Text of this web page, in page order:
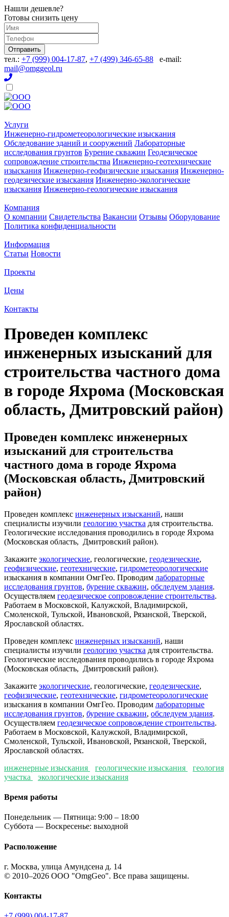
Нашли дешевле?
Готовы снизить цену
Отправить
тел.: +7 (999) 004-17-87, +7 (499) 346-65-88 e-mail:
mail@omggeol.ru
Услуги
Инженерно-гидрометеорологические изыскания
Обследование зданий и сооружений Лабораторные
исследования грунтов Бурение скважин Геодезическое
сопровождение строительства Инженерно-геотехнические
изыскания Инженерно-геофизические изыскания Инженерно-
геодезические изыскания Инженерно-экологические
изыскания Инженерно-геологические изыскания
Компания
О компании Свидетельства Вакансии Отзывы Оборудование
Политика конфиденциальности
Информация
Статьи Новости
Проекты
Цены
Контакты
Проведен комплекс
инженерных изысканий для
строительства частного дома
в городе Яхрома (Московская
область, Дмитровский район)
Проведен комплекс инженерных
изысканий для строительства
частного дома в городе Яхрома
(Московская область, Дмитровский
район)
Проведен комплекс инженерных изысканий, наши
специалисты изучили геологию участка для строительства.
Геологические исследования проводились в городе Яхрома
(Московская область, Дмитровский район).
Закажите экологические, геологические, геодезические,
геофизические, геотехнические, гидрометеорологические
изыскания в компании ОмгГео. Проводим лабораторные
исследования грунтов, бурение скважин, обследуем здания.
Осуществляем геодезическое сопровождение строительства.
Работаем в Московской, Калужской, Владимирской,
Смоленской, Тульской, Ивановской, Рязанской, Тверской,
Ярославской областях.
Проведен комплекс инженерных изысканий, наши
специалисты изучили геологию участка для строительства.
Геологические исследования проводились в городе Яхрома
(Московская область, Дмитровский район).
Закажите экологические, геологические, геодезические,
геофизические, геотехнические, гидрометеорологические
изыскания в компании ОмгГео. Проводим лабораторные
исследования грунтов, бурение скважин, обследуем здания.
Осуществляем геодезическое сопровождение строительства.
Работаем в Московской, Калужской, Владимирской,
Смоленской, Тульской, Ивановской, Рязанской, Тверской,
Ярославской областях.
инженерные изыскания
геологические изыскания
геология
участка
экологические изыскания
Время работы
Понедельник — Пятница: 9:00 – 18:00
Суббота — Воскресенье: выходной
Расположение
г. Москва, улица Амундсена д. 14
© 2010–2026 ООО "OmgGeo". Все права защищены.
Контакты